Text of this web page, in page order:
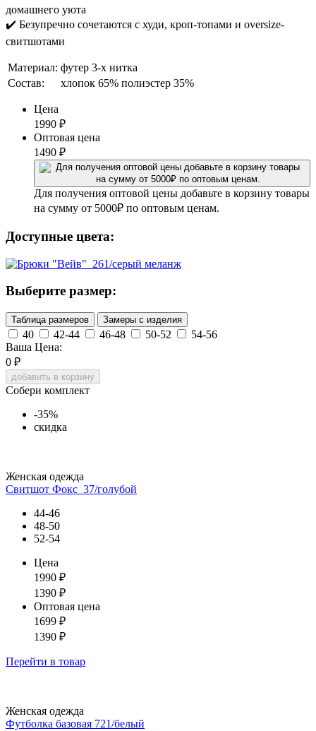
домашнего уюта
✔️ Безупречно сочетаются с худи, кроп-топами и oversize-
свитшотами
Материал: футер 3-х нитка
Состав:
хлопок 65% полиэстер 35%
Цена
1990 ₽
Оптовая цена
1490 ₽
Для получения оптовой цены добавьте в корзину товары
на сумму от 5000₽ по оптовым ценам.
Доступные цвета:
Выберите размер:
Таблица размеров Замеры с изделия
40 42-44 46-48 50-52
54-56
Ваша Цена:
0 ₽
добавить в корзину
Собери комплект
-35%
скидка
Женская одежда
Свитшот Фокс_37/голубой
44-46
48-50
52-54
Цена
1990 ₽
1390 ₽
Оптовая цена
1699 ₽
1390 ₽
Перейти в товар
Женская одежда
Футболка базовая 721/белый